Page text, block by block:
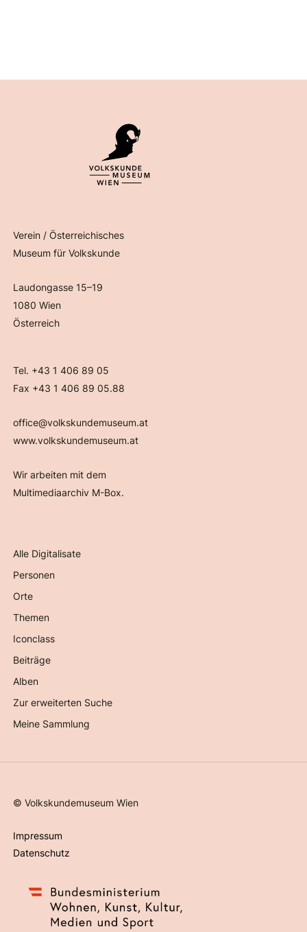
Verein / Österreichisches
Museum für Volkskunde
Laudongasse 15–19
1080 Wien
Österreich
Tel. +43 1 406 89 05
Fax +43 1 406 89 05.88
office@volkskundemuseum.at
www.volkskundemuseum.at
Wir arbeiten mit dem
Multimediaarchiv M-Box.
Alle Digitalisate
Personen
Orte
Themen
Iconclass
Beiträge
Alben
Zur erweiterten Suche
Meine Sammlung
©Volkskundemuseum Wien
Impressum
Datenschutz